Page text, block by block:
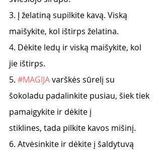
3. Į želatiną supilkite kavą. Viską
maišykite, kol ištirps želatina.
4. Dėkite ledų ir viską maišykite, kol
jie ištirps.
5. #MAGIJA varškės sūrelį su
šokoladu padalinkite pusiau, šiek tiek
pamaigykite ir dėkite į
stiklines, tada pilkite kavos mišinį.
6. Atvėsinkite ir dėkite į šaldytuvą